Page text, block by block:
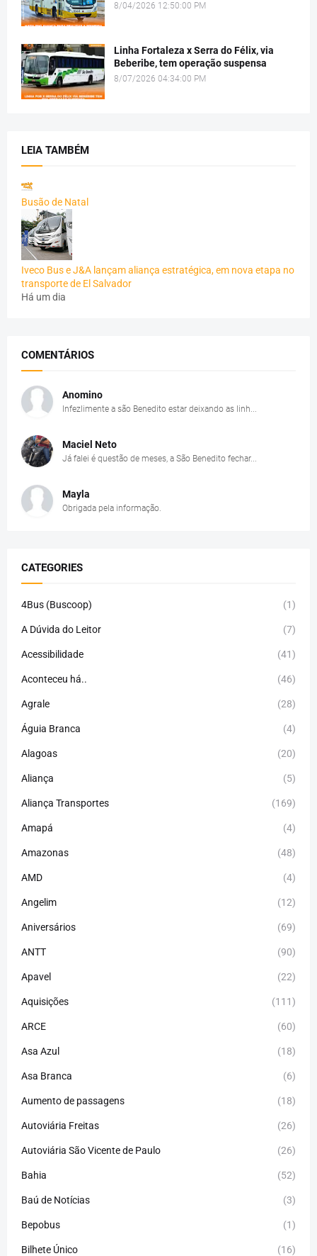
8/04/2026 12:50:00 PM
Linha Fortaleza x Serra do Félix, via
Beberibe, tem operação suspensa
8/07/2026 04:34:00 PM
LEIA TAMBÉM
Busão de Natal
Iveco Bus e J&A lançam aliança estratégica, em nova etapa no
transporte de El Salvador
Há um dia
COMENTÁRIOS
Anomino
Infezlimente a são Benedito estar deixando as linh...
Maciel Neto
Já falei é questão de meses, a São Benedito fechar...
Mayla
Obrigada pela informação.
CATEGORIES
4Bus (Buscoop) (1)
A Dúvida do Leitor (7)
Acessibilidade (41)
Aconteceu há.. (46)
Agrale (28)
Águia Branca (4)
Alagoas (20)
Aliança (5)
Aliança Transportes (169)
Amapá (4)
Amazonas (48)
AMD (4)
Angelim (12)
Aniversários (69)
ANTT (90)
Apavel (22)
Aquisições (111)
ARCE (60)
Asa Azul (18)
Asa Branca (6)
Aumento de passagens (18)
Autoviária Freitas (26)
Autoviária São Vicente de Paulo (26)
Bahia (52)
Baú de Notícias (3)
Bepobus (1)
Bilhete Único (16)